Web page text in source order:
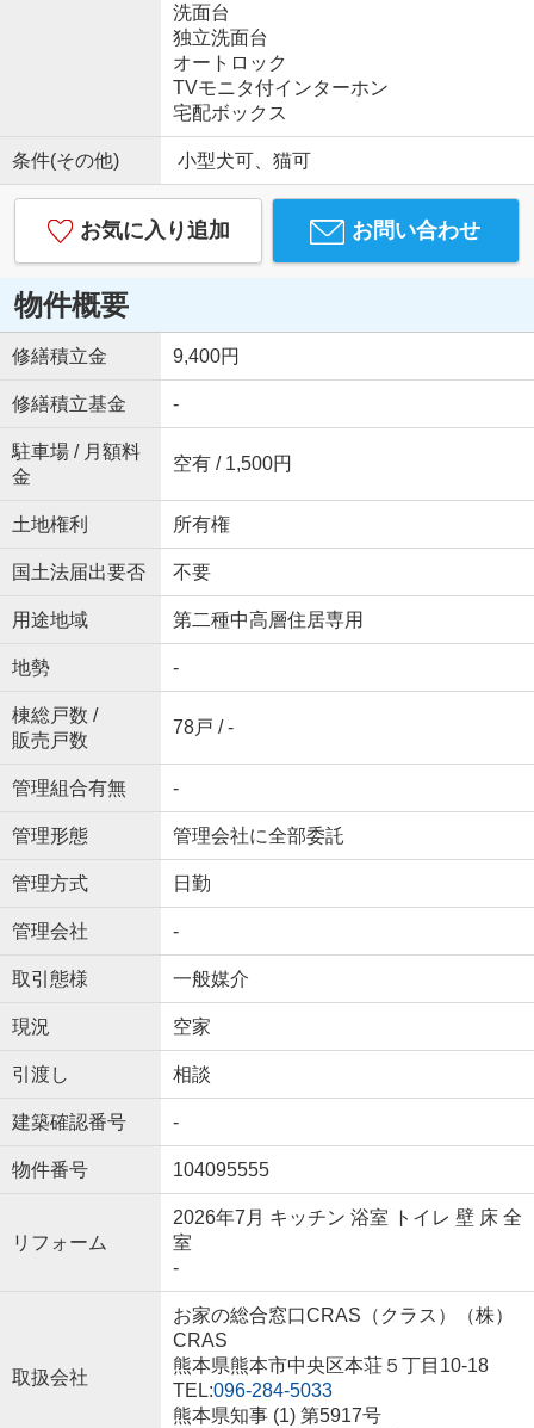
洗面台
独立洗面台
オートロック
TVモニタ付インターホン
宅配ボックス
条件(その他) 小型犬可、猫可
お気に入り追加 お問い合わせ
物件概要
修繕積立金 9,400円
修繕積立基金 -
駐車場 / 月額料
金
空有 / 1,500円
土地権利 所有権
国土法届出要否 不要
用途地域 第二種中高層住居専用
地勢 -
棟総戸数 /
販売戸数
78戸 / -
管理組合有無 -
管理形態 管理会社に全部委託
管理方式 日勤
管理会社 -
取引態様 一般媒介
現況 空家
引渡し 相談
建築確認番号 -
物件番号 104095555
リフォーム
2026年7月 キッチン 浴室 トイレ 壁 床 全
室
-
取扱会社
お家の総合窓口CRAS（クラス）（株）
CRAS
熊本県熊本市中央区本荘５丁目10-18
TEL:096-284-5033
熊本県知事 (1) 第5917号